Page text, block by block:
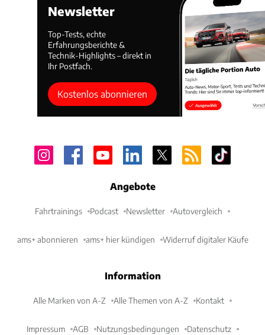
Newsletter
Top-Tests, echte
Erfahrungsberichte &
Technik-Highlights – direkt in
Ihr Postfach.
Kostenlos abonnieren
Angebote
Fahrtrainings Podcast Newsletter Autovergleich
ams+ abonnieren ams+ hier kündigen Widerruf digitaler Käufe
Information
Alle Marken von A-Z Alle Themen von A-Z Kontakt
Impressum AGB Nutzungsbedingungen Datenschutz